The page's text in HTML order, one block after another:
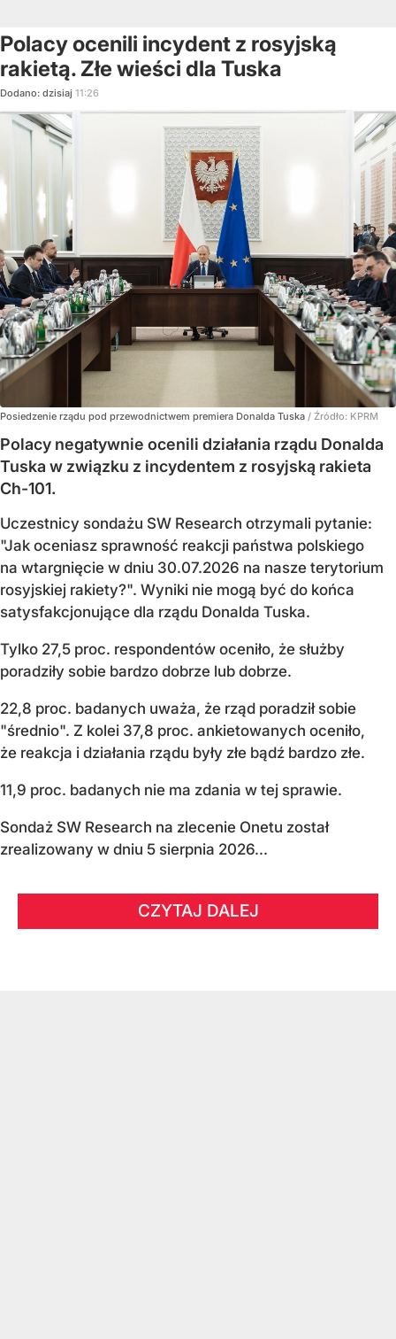
Polacy ocenili incydent z rosyjską
rakietą. Złe wieści dla Tuska
Dodano: dzisiaj 11:26
Posiedzenie rządu pod przewodnictwem premiera Donalda Tuska / Źródło: KPRM
Polacy negatywnie ocenili działania rządu Donalda
Tuska w związku z incydentem z rosyjską rakieta
Ch-101.
Uczestnicy sondażu SW Research otrzymali pytanie:
"Jak oceniasz sprawność reakcji państwa polskiego
na wtargnięcie w dniu 30.07.2026 na nasze terytorium
rosyjskiej rakiety?". Wyniki nie mogą być do końca
satysfakcjonujące dla rządu Donalda Tuska.
Tylko 27,5 proc. respondentów oceniło, że służby
poradziły sobie bardzo dobrze lub dobrze.
22,8 proc. badanych uważa, że rząd poradził sobie
"średnio". Z kolei 37,8 proc. ankietowanych oceniło,
że reakcja i działania rządu były złe bądź bardzo złe.
11,9 proc. badanych nie ma zdania w tej sprawie.
Sondaż SW Research na zlecenie Onetu został
zrealizowany w dniu 5 sierpnia 2026...
CZYTAJ DALEJ